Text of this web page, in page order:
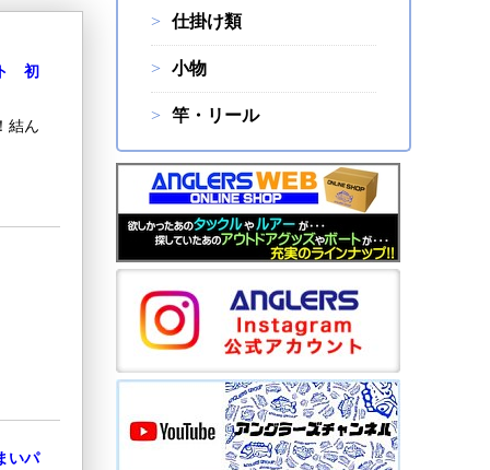
初
結ん
いパ
仕掛け類
小物
竿・リール